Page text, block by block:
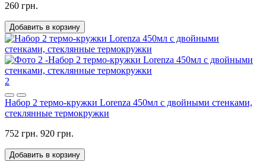
260 грн.
Добавить в корзину
2
Набор 2 термо-кружки Lorenza 450мл с двойными стенками,
стеклянные термокружки
752 грн. 920 грн.
Добавить в корзину